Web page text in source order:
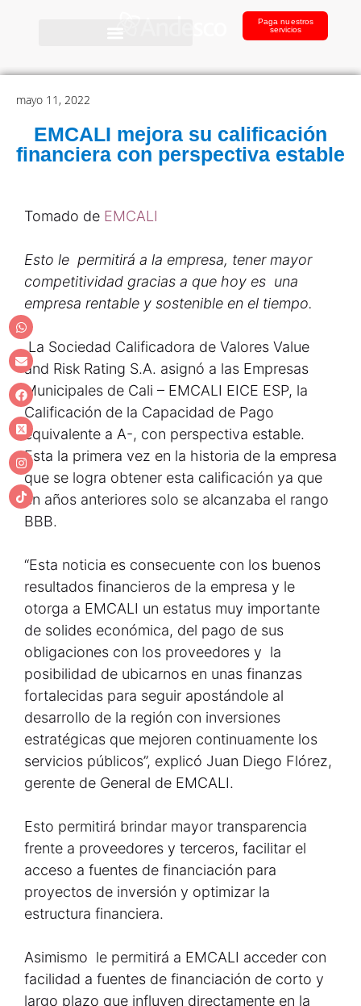
Paga nuestros
servicios
mayo 11, 2022
EMCALI mejora su calificación
financiera con perspectiva estable
Tomado de EMCALI
Esto le permitirá a la empresa, tener mayor
competitividad gracias a que hoy es una
empresa rentable y sostenible en el tiempo.
La Sociedad Calificadora de Valores Value
and Risk Rating S.A. asignó a las Empresas
Municipales de Cali – EMCALI EICE ESP, la
Calificación de la Capacidad de Pago
equivalente a A-, con perspectiva estable.
Esta la primera vez en la historia de la empresa
que se logra obtener esta calificación ya que
en años anteriores solo se alcanzaba el rango
BBB.
“Esta noticia es consecuente con los buenos
resultados financieros de la empresa y le
otorga a EMCALI un estatus muy importante
de solides económica, del pago de sus
obligaciones con los proveedores y la
posibilidad de ubicarnos en unas finanzas
fortalecidas para seguir apostándole al
desarrollo de la región con inversiones
estratégicas que mejoren continuamente los
servicios públicos”, explicó Juan Diego Flórez,
gerente de General de EMCALI.
Esto permitirá brindar mayor transparencia
frente a proveedores y terceros, facilitar el
acceso a fuentes de financiación para
proyectos de inversión y optimizar la
estructura financiera.
Asimismo le permitirá a EMCALI acceder con
facilidad a fuentes de financiación de corto y
largo plazo que influyen directamente en la